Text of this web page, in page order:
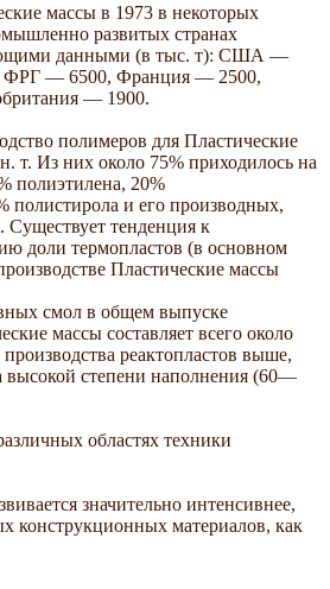
массы в 1973 в некоторых
развитых странах
данными (в тыс. т): США —
ФРГ — 6500, Франция — 2500,
— 1900.
полимеров для Пластические
т. Из них около 75% приходилось на
полиэтилена, 20%
полистирола и его производных,
Существует тенденция к
доли термопластов (в основном
Пластические массы
смол в общем выпуске
массы составляет всего около
реактопластов выше,
высокой степени наполнения (60—
областях техники
значительно интенсивнее,
конструкционных материалов, как